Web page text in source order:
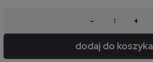
- +
dodaj do koszyka